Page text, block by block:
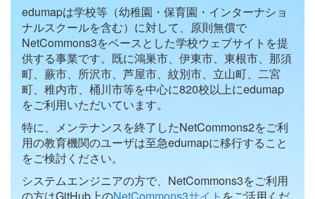
edumapは学校等（幼稚園・保育園・インターナショ
ナルスクールを含む）に対して、原則無償で
NetCommons3をベースとした学校ウェブサイトを提
供する事業です。既に鴻巣市、伊東市、東根市、那須
町、蕨市、所沢市、芦屋市、紋別市、立山町、二宮
町、稚内市、桶川市等を中心に820校以上にedumap
をご利用いただいています。
特に、メンテナンスを終了したNetCommons2をご利
用の教育機関のユーザは至急edumapに移行すること
をご検討ください。
システムエンジニアの方で、NetCommons3をご利用